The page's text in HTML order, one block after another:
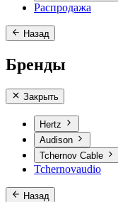
Распродажа
Назад
Бренды
Закрыть
Hertz
Audison
Tchernov Cable
Tchernovaudio
Назад